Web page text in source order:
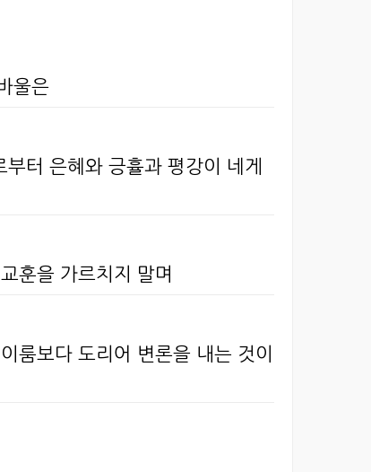
울은
터 은혜와 긍휼과 평강이 네게
훈을 가르치지 말며
룸보다 도리어 변론을 내는 것이